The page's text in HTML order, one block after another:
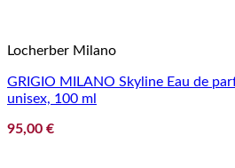
Locherber Milano
GRIGIO MILANO Skyline Eau de
unisex, 100 ml
95,00 €